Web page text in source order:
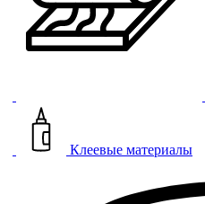
Клеевые материалы